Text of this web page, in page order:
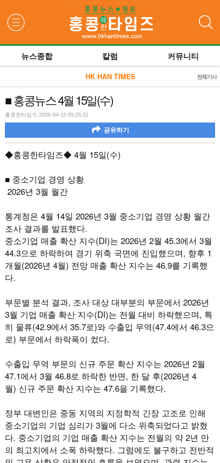
뉴스종합 칼럼 커뮤니티
HK HAN TIMES 전체기사
■ 홍콩뉴스 4월 15일(수)
홍콩한타임즈 2026-04-15 09:25:31
공유하기
◆홍콩한타임즈◆ 4월 15일(수)
■ 중소기업 경영 상황
2026년 3월 월간
통계청은 4월 14일 2026년 3월 중소기업 경영 상황 월간
조사 결과를 발표했다.
중소기업 매출 확산 지수(DI)는 2026년 2월 45.3에서 3월
44.3으로 하락하여 경기 위축 국면에 진입했으며, 향후 1
개월(2026년 4월) 전망 매출 확산 지수는 46.9를 기록했
다.
부문별 분석 결과, 조사 대상 대부분의 부문에서 2026년
3월 기업 매출 확산 지수(DI)는 전월 대비 하락했으며, 특
히 물류(42.9에서 35.7로)와 수출입 무역(47.4에서 46.3으
로) 부문에서 하락폭이 컸다.
수출입 무역 부문의 신규 주문 확산 지수는 2026년 2월
47.1에서 3월 46.8로 하락한 반면, 한 달 후(2026년 4
월) 신규 주문 확산 지수는 47.6을 기록했다.
정부 대변인은 중동 지역의 지정학적 긴장 고조로 인해
중소기업의 기업 심리가 3월에 다소 위축되었다고 밝혔
다. 중소기업의 기업 매출 확산 지수는 전월의 약 2년 만
의 최고치에서 소폭 하락했다. 그럼에도 불구하고 전반적